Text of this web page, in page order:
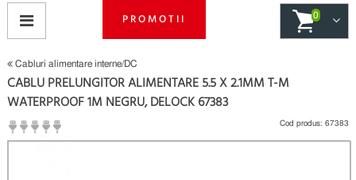
PROMOTII 0
Cabluri alimentare interne/DC
CABLU PRELUNGITOR ALIMENTARE 5.5 X 2.1MM T-M
WATERPROOF 1M NEGRU, DELOCK 67383
(
Cod produs: 67383